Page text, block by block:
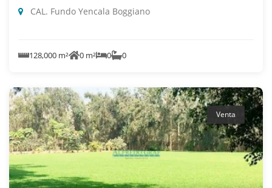
CAL. Fundo Yencala Boggiano
128,000 m² 0 m² 0 0
Venta